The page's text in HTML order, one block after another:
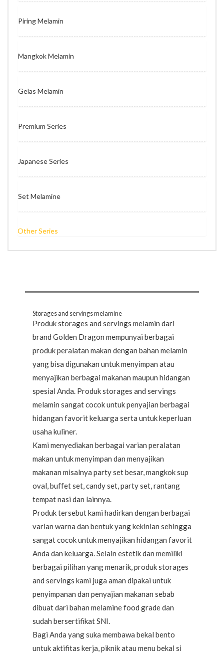
Piring Melamin
Mangkok Melamin
Gelas Melamin
Premium Series
Japanese Series
Set Melamine
Other Series
Storages and servings melamine
Produk storages and servings melamin dari
brand Golden Dragon mempunyai berbagai
produk peralatan makan dengan bahan melamin
yang bisa digunakan untuk menyimpan atau
menyajikan berbagai makanan maupun hidangan
spesial Anda. Produk storages and servings
melamin sangat cocok untuk penyajian berbagai
hidangan favorit keluarga serta untuk keperluan
usaha kuliner.
Kami menyediakan berbagai varian peralatan
makan untuk menyimpan dan menyajikan
makanan misalnya party set besar, mangkok sup
oval, buffet set, candy set, party set, rantang
tempat nasi dan lainnya.
Produk tersebut kami hadirkan dengan berbagai
varian warna dan bentuk yang kekinian sehingga
sangat cocok untuk menyajikan hidangan favorit
Anda dan keluarga. Selain estetik dan memiliki
berbagai pilihan yang menarik, produk storages
and servings kami juga aman dipakai untuk
penyimpanan dan penyajian makanan sebab
dibuat dari bahan melamine food grade dan
sudah bersertifikat SNI.
Bagi Anda yang suka membawa bekal bento
untuk aktifitas kerja, piknik atau menu bekal si